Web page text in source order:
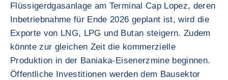
Flüssigerdgasanlage am Terminal Cap Lopez, deren
Inbetriebnahme für Ende 2026 geplant ist, wird die
Exporte von LNG, LPG und Butan steigern. Zudem
könnte zur gleichen Zeit die kommerzielle
Produktion in der Baniaka-Eisenerzmine beginnen.
Öffentliche Investitionen werden dem Bausektor